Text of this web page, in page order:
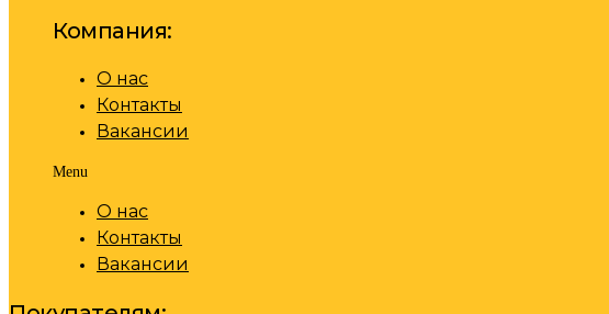
Компания:
О нас
Контакты
Вакансии
Menu
О нас
Контакты
Вакансии